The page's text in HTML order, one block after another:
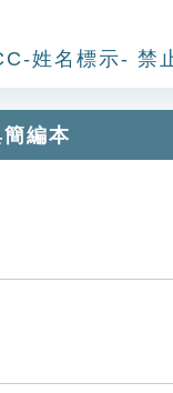
姓名標示- 禁
編本